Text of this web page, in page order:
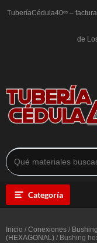
TuberíaCédula40ᵉᶜ –
de
Categoría
Inicio / Conexiones /
(HEXAGONAL) / Bushing